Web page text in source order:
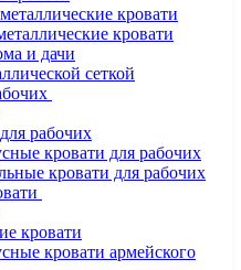
кровати
кровати
и дачи
сеткой
рабочих
кровати для рабочих
кровати для рабочих
кровати
кровати армейского